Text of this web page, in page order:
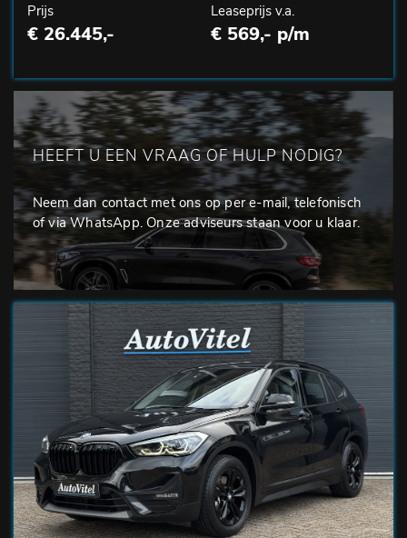
Prijs
€ 26.445,-
Leaseprijs v.a.
€ 569,- p/m
HEEFT U EEN VRAAG OF HULP NODIG?
Neem dan contact met ons op per e-mail, telefonisch
of via WhatsApp. Onze adviseurs staan voor u klaar.